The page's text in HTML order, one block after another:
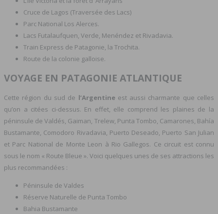
Cruce de Lagos (Traversée des Lacs)
Parc National Los Alerces.
Lacs Futalaufquen, Verde, Menéndez et Rivadavia.
Train Express de Patagonie, la Trochita.
Route de la colonie galloise.
VOYAGE EN PATAGONIE ATLANTIQUE
Cette région du sud de l’Argentineest aussi charmante que celles
qu’on a citées ci-dessus. En effet, elle comprend les plaines de la
péninsule de Valdés, Gaiman, Trelew, Punta Tombo, Camarones, Bahía
Bustamante, Comodoro Rivadavia, Puerto Deseado, Puerto San Julian
et Parc National de Monte Leon à Rio Gallegos. Ce circuit est connu
sous le nom « Route Bleue ». Voici quelques unes de ses attractions les
plus recommandées :
Péninsule de Valdes
Réserve Naturelle de Punta Tombo
Bahia Bustamante